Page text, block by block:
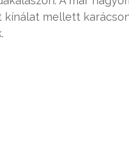
kínálat mellett